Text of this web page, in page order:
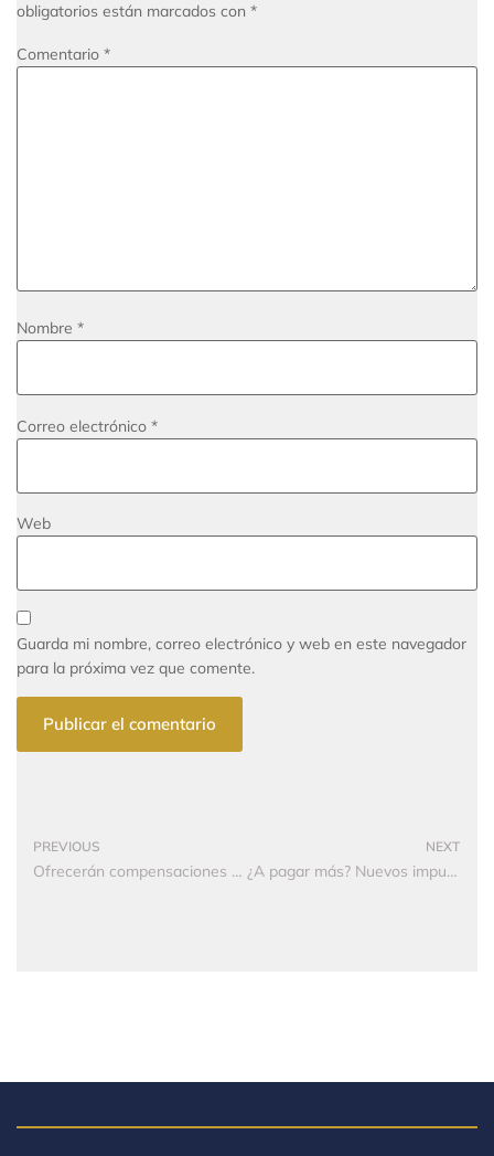
obligatorios están marcados con *
Comentario *
Nombre *
Correo electrónico *
Web
Guarda mi nombre, correo electrónico y web en este navegador
para la próxima vez que comente.
PREVIOUS
Ofrecerán compensaciones económicas a grandes usuarios que bajen su consumo de energía
NEXT
¿A pagar más? Nuevos impuestos que se impondrían en Bogotá con el Plan de Desarrollo